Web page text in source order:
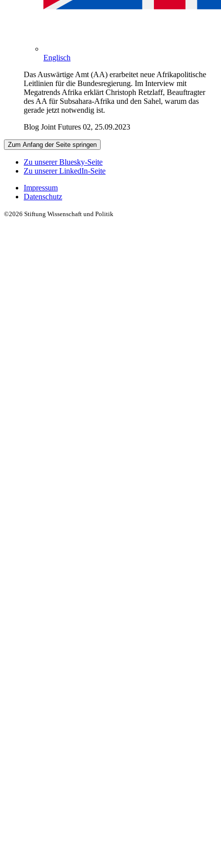
Englisch
Das Auswärtige Amt (AA) erarbeitet neue Afrikapolitische
Leitlinien für die Bundesregierung. Im Interview mit
Megatrends Afrika erklärt Christoph Retzlaff, Beauftragter
des AA für Subsahara-Afrika und den Sahel, warum das
gerade jetzt notwendig ist.
Blog Joint Futures 02, 25.09.2023
Zum Anfang der Seite springen
Zu unserer Bluesky-Seite
Zu unserer LinkedIn-Seite
Impressum
Datenschutz
©2026 Stiftung Wissenschaft und Politik